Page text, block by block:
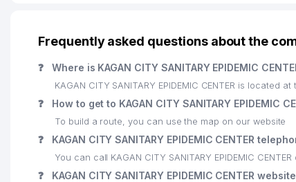
Frequently asked questions about the
❓ Where is KAGAN CITY SANITARY EPIDEMIC
KAGAN CITY SANITARY EPIDEMIC CENTER is located
❓ How to get to KAGAN CITY SANITARY EPIDEMIC
To build a route, you can use the map on our website
❓ KAGAN CITY SANITARY EPIDEMIC CENTER
You can call KAGAN CITY SANITARY EPIDEMIC
❓ KAGAN CITY SANITARY EPIDEMIC CENTER